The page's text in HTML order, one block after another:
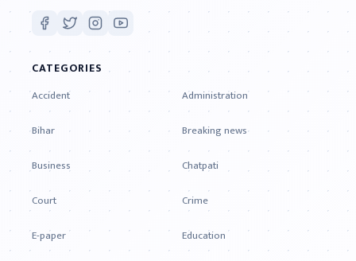
CATEGORIES
Accident
Administration
Bihar
Breaking news
Business
Chatpati
Court
Crime
E-paper
Education